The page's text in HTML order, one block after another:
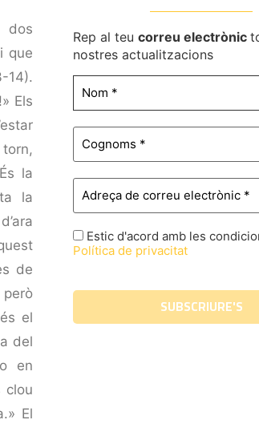
dos
que
14).
Els
la
la
de
el
del
en
clou
El
Rep al teu correu electrònic
nostres actualitzacions
Estic d'acord amb les
Política de privacitat